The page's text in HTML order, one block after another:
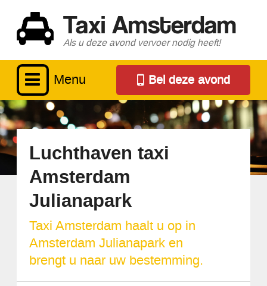
Taxi Amsterdam
Als u deze avond vervoer nodig heeft!
Menu Bel deze avond
Luchthaven taxi
Amsterdam
Julianapark
Taxi Amsterdam haalt u op in
Amsterdam Julianapark en
brengt u naar uw bestemming.